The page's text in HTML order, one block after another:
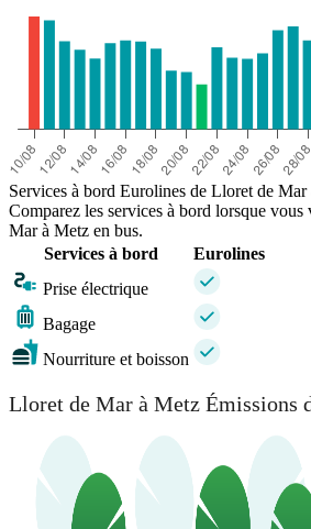
Services à bord Eurolines de Lloret de Mar
Comparez les services à bord lorsque
Mar à Metz en bus.
Services à bord
Eurolines
Prise électrique
Bagage
Nourriture et boisson
Lloret de Mar à Metz Émissions